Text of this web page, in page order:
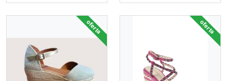
oferta oferta